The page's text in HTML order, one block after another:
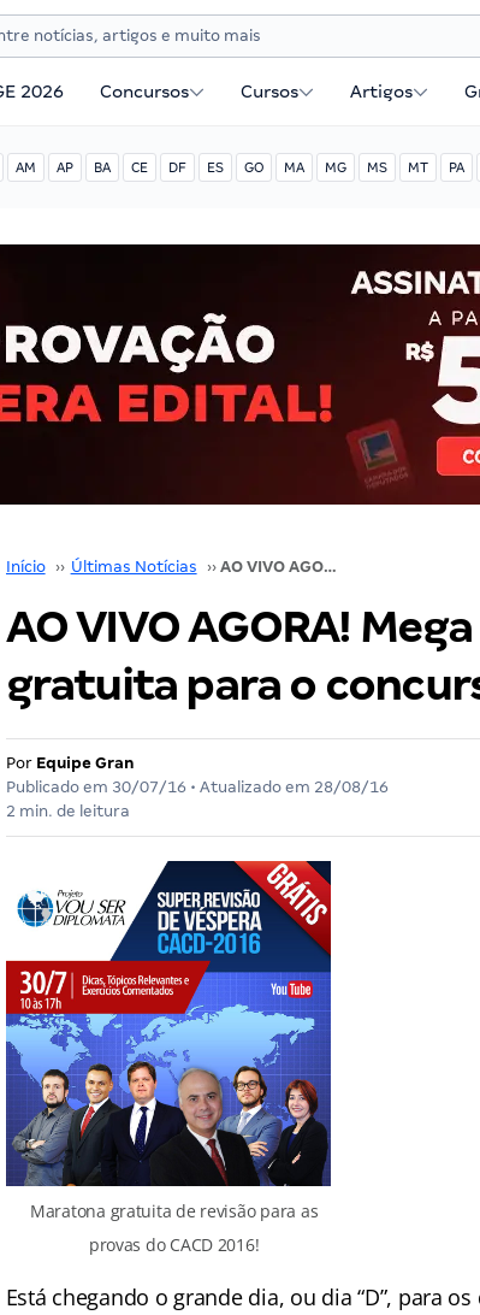
2026 Concursos Cursos Artigos
AM AP BA CE DF ES GO MA MG MS MT PA
Início ›› Últimas Notícias ›› AO VIVO AGORA! Mega revisão de véspera gratuita para o concurso de Diplomata!
AO VIVO AGORA!
gratuita para o
Por Equipe Gran
Publicado em 30/07/16 • Atualizado em 28/08/16
2 min. de leitura
Maratona gratuita de revisão para as
provas do CACD 2016!
Está chegando o grande dia, ou dia “D”, para